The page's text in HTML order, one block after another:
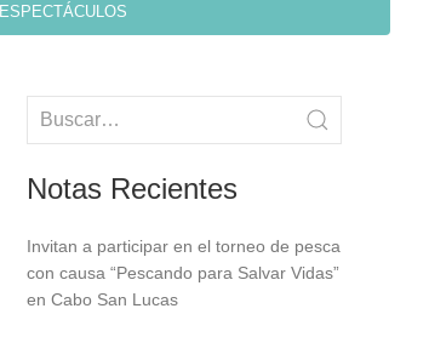
ESPECTÁCULOS
Notas Recientes
Invitan a participar en el torneo de pesca
con causa “Pescando para Salvar Vidas”
en Cabo San Lucas